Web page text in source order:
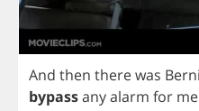
And then therewas
bypassanyalarm for me